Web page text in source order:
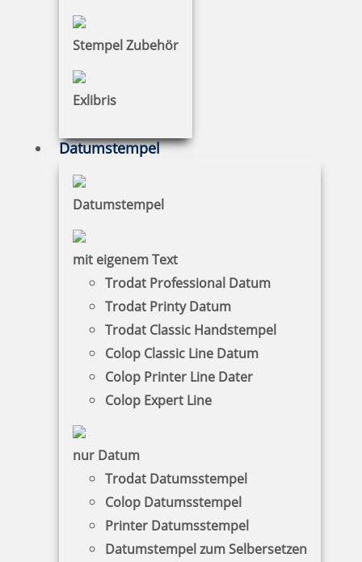
Stempel Zubehör
Exlibris
Datumstempel
Datumstempel
mit eigenem Text
Trodat Professional Datum
Trodat Printy Datum
Trodat Classic Handstempel
Colop Classic Line Datum
Colop Printer Line Dater
Colop Expert Line
nur Datum
Trodat Datumsstempel
Colop Datumsstempel
Printer Datumsstempel
Datumstempel zum Selbersetzen
10,97 €
Jetzt gestalten
Motivstempel mit Abdruck: what goes around, comes around
9,87 €
Jetzt gestalten
Stempel mit Spruch: Entschuldigung? Wie wundervoll bis du
denn bitte?